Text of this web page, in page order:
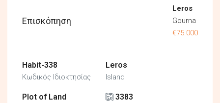
Επισκόπηση
Leros
Gourna
€75.000
Habit-338
Κωδικός Ιδιοκτησίας
Leros
Island
Plot of Land 3383